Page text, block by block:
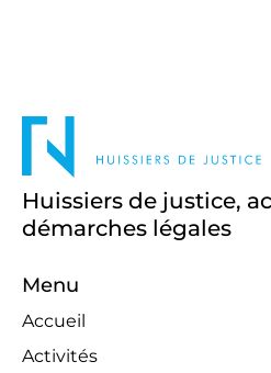
Huissiers de justice,
démarches légales
Menu
Accueil
Activités